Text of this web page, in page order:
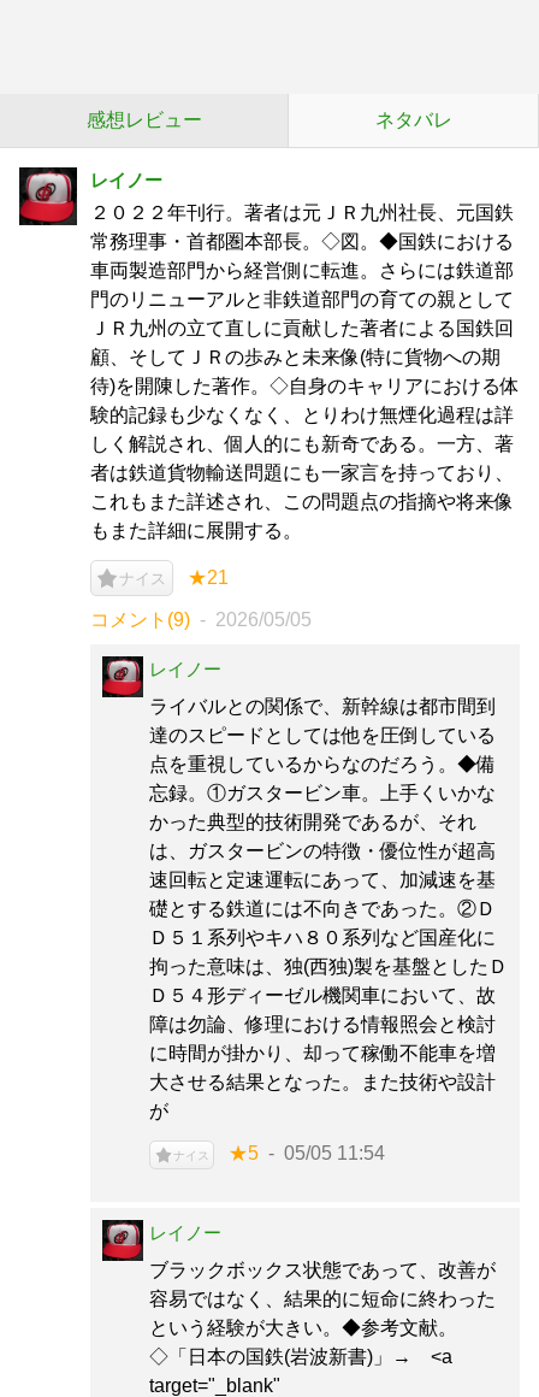
感想レビュー ネタバレ
レイノー
２０２２年刊行。著者は元ＪＲ九州社長、元国鉄
常務理事・首都圏本部長。◇図。◆国鉄における
車両製造部門から経営側に転進。さらには鉄道部
門のリニューアルと非鉄道部門の育ての親として
ＪＲ九州の立て直しに貢献した著者による国鉄回
顧、そしてＪＲの歩みと未来像(特に貨物への期
待)を開陳した著作。◇自身のキャリアにおける体
験的記録も少なくなく、とりわけ無煙化過程は詳
しく解説され、個人的にも新奇である。一方、著
者は鉄道貨物輸送問題にも一家言を持っており、
これもまた詳述され、この問題点の指摘や将来像
もまた詳細に展開する。
ナイス ★21
コメント(9) 2026/05/05
レイノー
ライバルとの関係で、新幹線は都市間到
達のスピードとしては他を圧倒している
点を重視しているからなのだろう。◆備
忘録。①ガスタービン車。上手くいかな
かった典型的技術開発であるが、それ
は、ガスタービンの特徴・優位性が超高
速回転と定速運転にあって、加減速を基
礎とする鉄道には不向きであった。②Ｄ
Ｄ５１系列やキハ８０系列など国産化に
拘った意味は、独(西独)製を基盤としたＤ
Ｄ５４形ディーゼル機関車において、故
障は勿論、修理における情報照会と検討
に時間が掛かり、却って稼働不能車を増
大させる結果となった。また技術や設計
が
ナイス ★5 05/05 11:54
レイノー
ブラックボックス状態であって、改善が
容易ではなく、結果的に短命に終わった
という経験が大きい。◆参考文献。
◇「日本の国鉄(岩波新書)」→ <a
target="_blank"